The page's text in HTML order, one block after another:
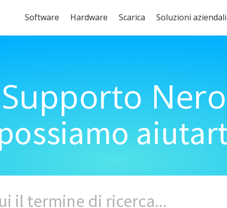
Software Hardware Scarica Soluzioni aziendali
Supporto Nero